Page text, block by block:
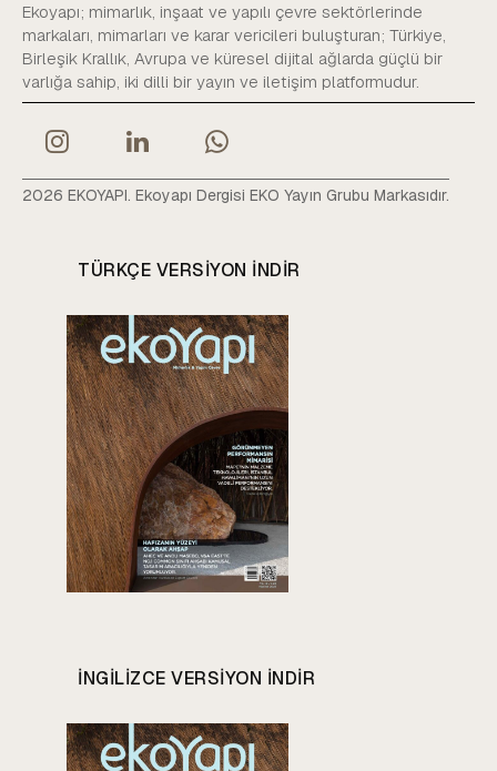
Ekoyapı; mimarlık, inşaat ve yapılı çevre sektörlerinde
markaları, mimarları ve karar vericileri buluşturan; Türkiye,
Birleşik Krallık, Avrupa ve küresel dijital ağlarda güçlü bir
varlığa sahip, iki dilli bir yayın ve iletişim platformudur.
2026 EKOYAPI. Ekoyapı Dergisi EKO Yayın Grubu Markasıdır.
TÜRKÇE VERSIYON INDIR
INGILIZCE VERSIYON INDIR